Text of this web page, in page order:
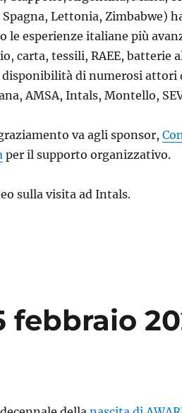
Lettonia, Zimbabwe)
le esperienze italiane più
carta, tessili, RAEE, batterie
disponibilità di numerosi attori
AMSA, Intals, Montello,
va agli sponsor,
per il supporto organizzativo.
sulla visita ad Intals.
febbraio